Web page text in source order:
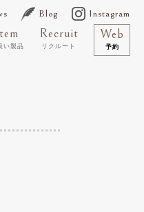
Blog Instagram
い製品
Recruit
リクルート
Web
予約